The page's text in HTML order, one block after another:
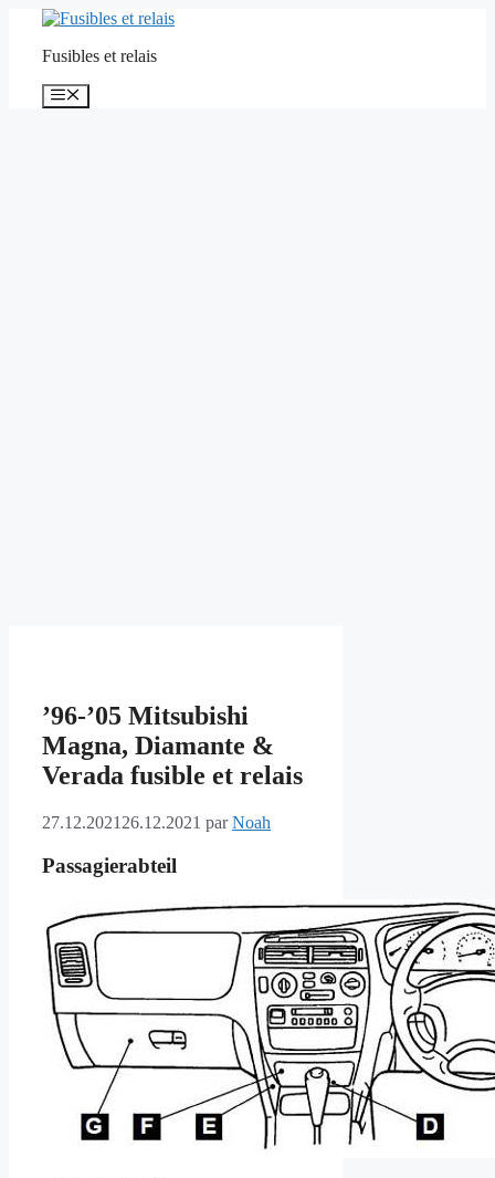
contenuFusibles et relais
Menu
’96-’05 Mitsubishi
Magna, Diamante &
Verada fusible et relais
27.12.2021 26.12.2021 parNoah
Passagierabteil